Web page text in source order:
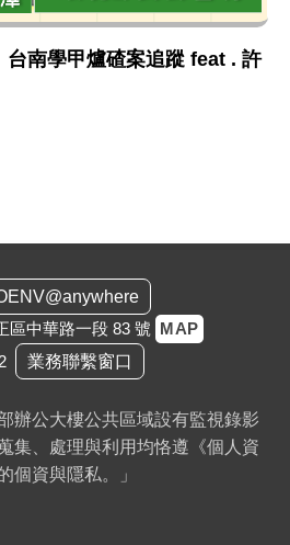
台南學甲爐碴案追蹤 feat . 許
區中華路一段 83 號 MAP
業務聯繫窗口
辦公大樓公共區域設有監視錄影
集、處理與利用均恪遵《個人資
個資與隱私。」